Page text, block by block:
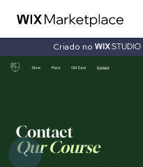
Criado no